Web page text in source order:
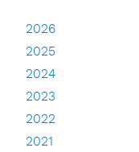
2026
2025
2024
2023
2022
2021